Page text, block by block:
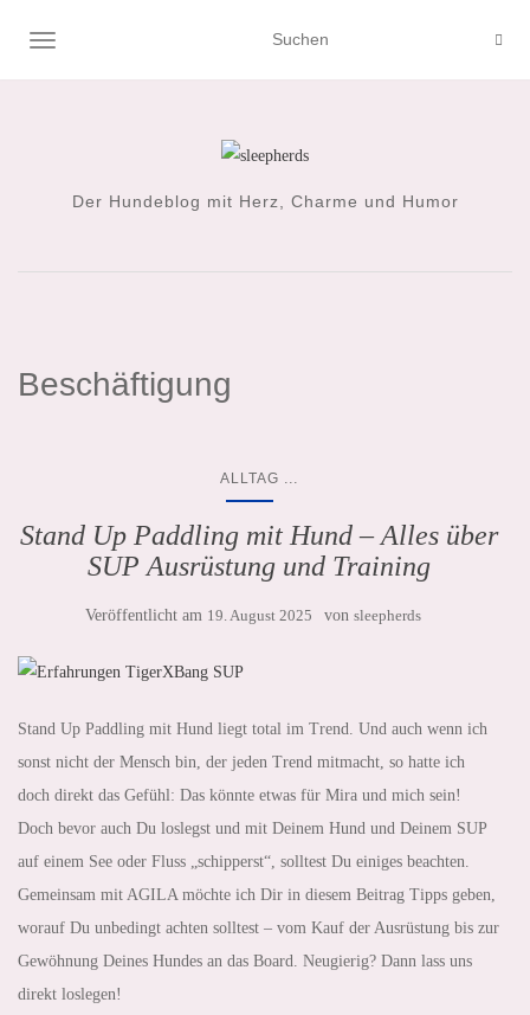
NAVIGATION UMSCHALTEN
Der Hundeblog mit Herz, Charme und Humor
Beschäftigung
ALLTAG
Stand Up Paddling mit Hund – Alles über
SUP Ausrüstung und Training
Veröffentlicht am 19. August 2025 von sleepherds
Stand Up Paddling mit Hund liegt total im Trend. Und auch wenn ich
sonst nicht der Mensch bin, der jeden Trend mitmacht, so hatte ich
doch direkt das Gefühl: Das könnte etwas für Mira und mich sein!
Doch bevor auch Du loslegst und mit Deinem Hund und Deinem SUP
auf einem See oder Fluss „schipperst“, solltest Du einiges beachten.
Gemeinsam mit AGILA möchte ich Dir in diesem Beitrag Tipps geben,
worauf Du unbedingt achten solltest – vom Kauf der Ausrüstung bis zur
Gewöhnung Deines Hundes an das Board. Neugierig? Dann lass uns
direkt loslegen!